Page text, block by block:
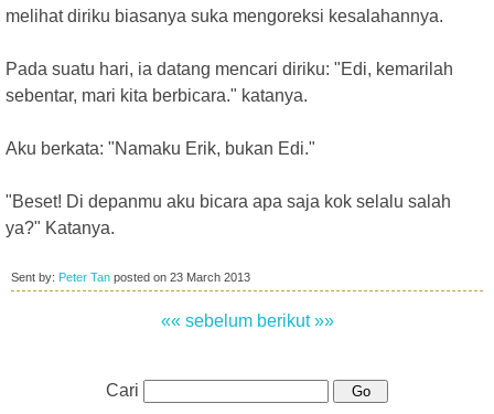
melihat diriku biasanya suka mengoreksi kesalahannya.
Pada suatu hari, ia datang mencari diriku: "Edi, kemarilah
sebentar, mari kita berbicara." katanya.
Aku berkata: "Namaku Erik, bukan Edi."
"Beset! Di depanmu aku bicara apa saja kok selalu salah
ya?" Katanya.
Sent by: Peter Tan posted on 23 March 2013
«« sebelum berikut »»
Cari